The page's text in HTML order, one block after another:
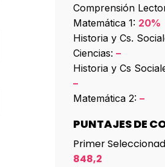
Comprensión
Matemática 1: 20%
Historia y Cs.
Ciencias: –
Historia y Cs
–
Matemática 2: –
PUNTAJES DE
Primer
848,2